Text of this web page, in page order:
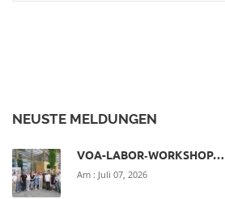
NEUSTE MELDUNGEN
VOA-LABOR‑WORKSHOP…
Am : Juli 07, 2026